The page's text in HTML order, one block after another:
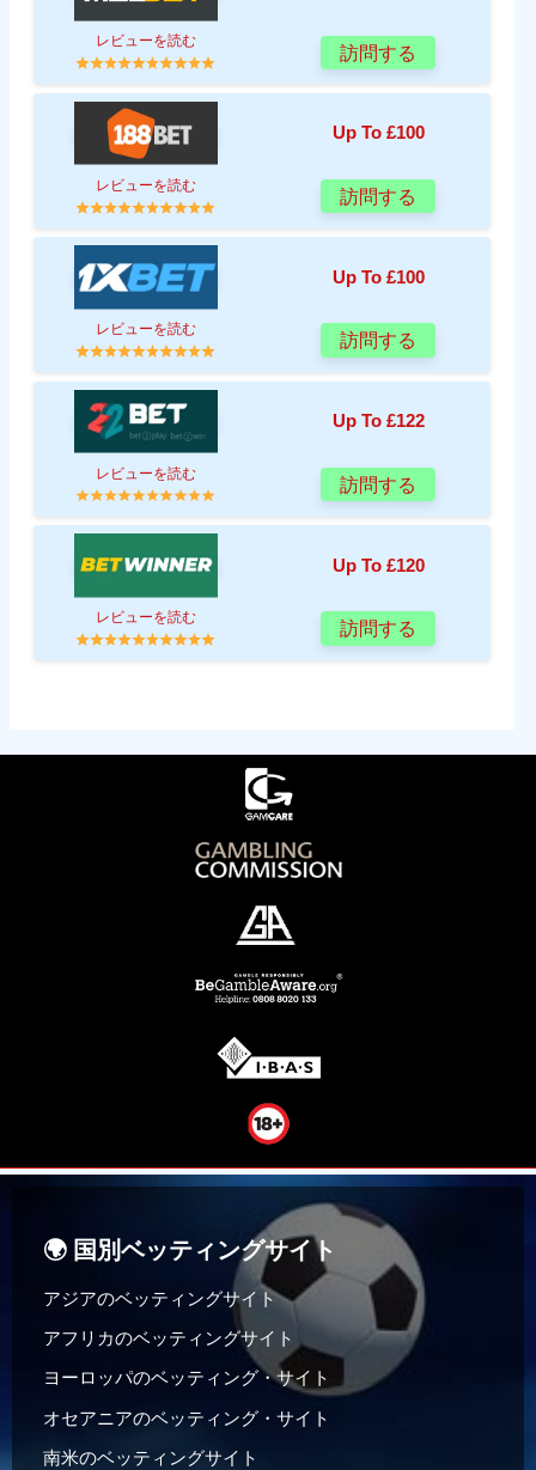
レビューを読む
訪問する
Up To £100
レビューを読む
訪問する
Up To £100
レビューを読む
訪問する
Up To £122
レビューを読む
訪問する
Up To £120
レビューを読む
訪問する
🌍 国別ベッティングサイト
アジアのベッティングサイト
アフリカのベッティングサイト
ヨーロッパのベッティング・サイト
オセアニアのベッティング・サイト
南米のベッティングサイト